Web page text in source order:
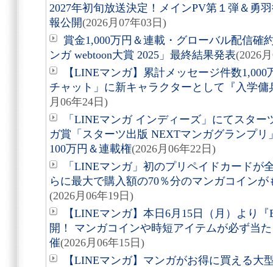
2027年初旬放送決定！メインPV第１弾＆勇
報公開(2026月07年03日)
賞金1,000万円＆連載・グローバル配信確
ンガ webtoon大賞 2025」最終結果発表(2026
【LINEマンガ】累計メッセージ件数
チャット」に新キャラクターとして『入学
月06年24日)
「LINEマンガ インディーズ」にてスタ
ガ賞「スターツ出版 NEXTマンガグランプ
100万円＆連載権(2026月06年22日)
「LINEマンガ」初のプリペイドカードが
らに最大で購入額の70％分のマンガコイン
(2026月06年19日)
【LINEマンガ】本日6月15日（月）より
開！ マンガコインや時短アイテムが必ず当
催(2026月06年15日)
【LINEマンガ】マンガがお得に買える大